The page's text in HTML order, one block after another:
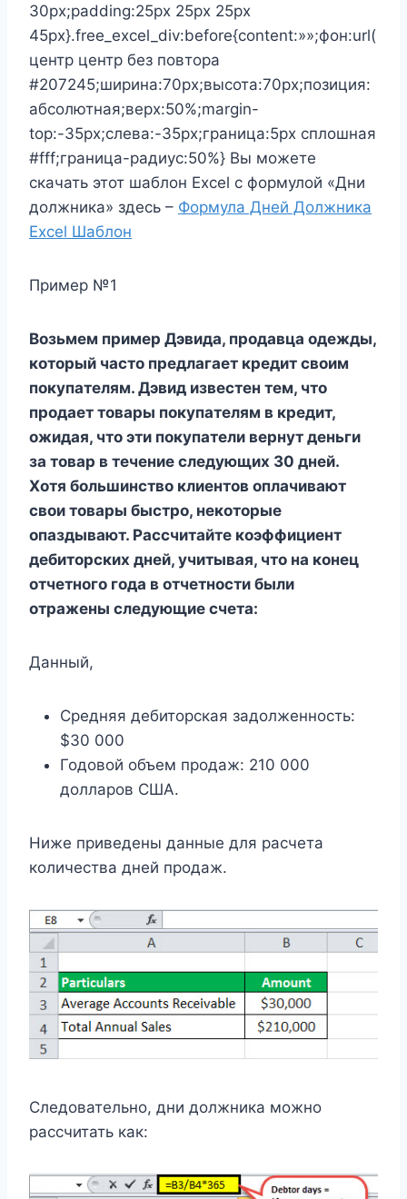
30px;padding:25px 25px 25px
45px}.free_excel_div:before{content:»»;фон:url(
центр центр без повтора
#207245;ширина:70px;высота:70px;позиция:
абсолютная;верх:50%;margin-
top:-35px;слева:-35px;граница:5px сплошная
#fff;граница-радиус:50%} Вы можете
скачать этот шаблон Excel с формулой «Дни
должника» здесь – Формула Дней Должника
Excel Шаблон
Пример №1
Возьмем пример Дэвида, продавца одежды,
который часто предлагает кредит своим
покупателям. Дэвид известен тем, что
продает товары покупателям в кредит,
ожидая, что эти покупатели вернут деньги
за товар в течение следующих 30 дней.
Хотя большинство клиентов оплачивают
свои товары быстро, некоторые
опаздывают. Рассчитайте коэффициент
дебиторских дней, учитывая, что на конец
отчетного года в отчетности были
отражены следующие счета:
Данный,
Средняя дебиторская задолженность:
$30 000
Годовой объем продаж: 210 000
долларов США.
Ниже приведены данные для расчета
количества дней продаж.
Следовательно, дни должника можно
рассчитать как: